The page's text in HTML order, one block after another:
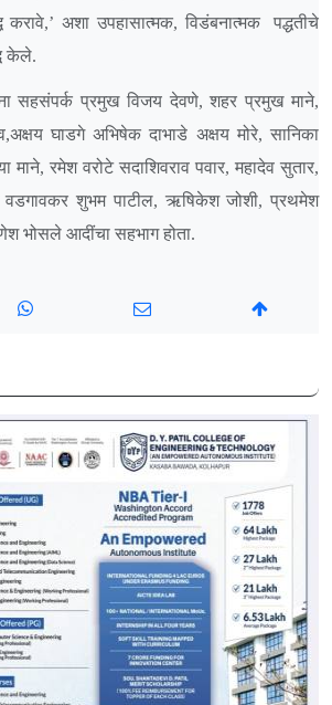
करावे,’ अशा उपहासात्मक, विडंबनात्मक
पद्धतीचे
केले.
सहसंपर्क प्रमुख विजय देवणे, शहर प्रमुख माने,
घाडगे अभिषेक दाभाडे अक्षय मोरे, सानिका
माने, रमेश वरोटे सदाशिवराव पवार, महादेव सुतार,
शुभम पाटील, ऋषिकेश जोशी, प्रथमेश
भोसले आदींचा सहभाग होता.